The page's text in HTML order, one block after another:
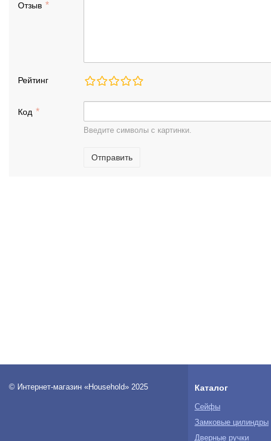
Отзыв
Рейтинг
Код
Введите символы с картинки.
Отправить
© Интернет-магазин «Household» 2025 Каталог
Сейфы
Замковые цилиндры
Дверные ручки